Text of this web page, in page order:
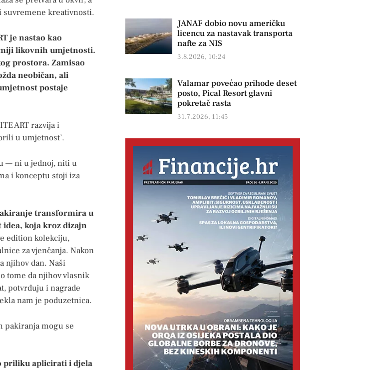
suvremene kreativnosti.
je nastao kao
likovnih umjetnosti.
prostora. Zamisao
neobičan, ali
postaje
ART razvija i
u umjetnost’.
— ni u jednoj, niti u
i konceptu stoji iza
transformira u
koja kroz dizajn
edition kolekciju,
za vjenčanja. Nakon
njihov dan. Naši
tome da njihov vlasnik
potvrđuju i nagrade
nam je poduzetnica.
pakiranja mogu se
priliku aplicirati i djela
JANAF dobio novu američku
licencu za nastavak transporta
nafte za NIS
3.8.2026, 10:24
Valamar povećao prihode deset
posto, Pical Resort glavni
pokretač rasta
31.7.2026, 11:45